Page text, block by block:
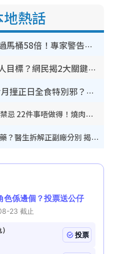
熱話
行李清潔｜車轆污糟過馬桶58倍！專家警告忌用酒精抹 教1招免污手除菌
裝修拆鐵閘隨時變賊人目標？網民揭2大關鍵用途：裝新式等於白裝？附新舊鐵閘分別
鬼門開2026｜農曆七月撞正日全食特別邪？專家警告切忌做一事！揭4大禁忌+2招保平安
鬼門開2026｜8.13鬼節禁忌 22件事唔做得！燒肉、刺身要少食？半夜勿吹口哨/打呢個電話
網傳公院改用內地/副廠藥？醫生拆解正副廠分別 揭4類人換藥隨時出事